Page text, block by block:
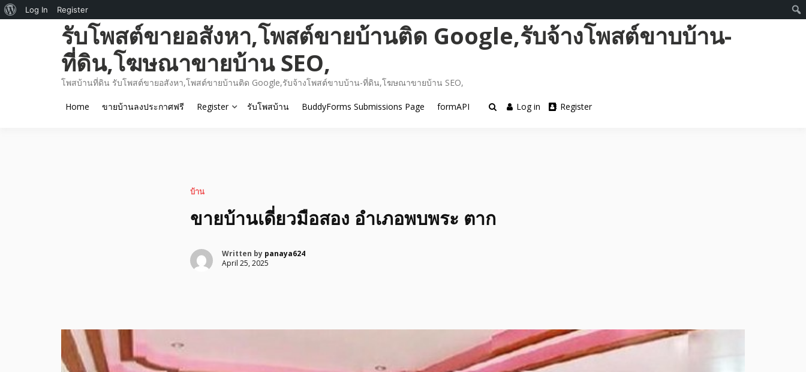
รับโพสต์ขายอสังหา,โพสต์ขายบ้านติด Google,รับจ้างโพสต์ขาบบ้าน-
ที่ดิน,โฆษณาขายบ้าน SEO,
โพสบ้านที่ดิน รับโพสต์ขายอสังหา,โพสต์ขายบ้านติด Google,รับจ้างโพสต์ขาบบ้าน-ที่ดิน,โฆษณาขายบ้าน SEO,
Home ขายบ้านลงประกาศฟรี Register รับโพสบ้าน BuddyForms Submissions Page formAPI Log in Register
บ้าน
ขายบ้านเดี่ยวมือสอง อำเภอพบพระ ตาก
Written by panaya624
April 25, 2025
About
Log In Register